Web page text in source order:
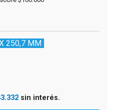
250,7 MM
sin interés.